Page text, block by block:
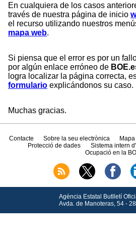
En cualquiera de los casos
través de nuestra página de inicio
el recurso utilizando nuestros
mapa web.
Si piensa que el error es por un
por algún enlace erróneo de
logra localizar la página correcta,
formulario explicándonos su caso.
Muchas gracias.
Contacte Sobre la seu electrònica Mapa
Protecció de dades
Sistema intern
Ocupació en la
Agència Estatal Butlletí
Avda.de Manoteras, 54 -